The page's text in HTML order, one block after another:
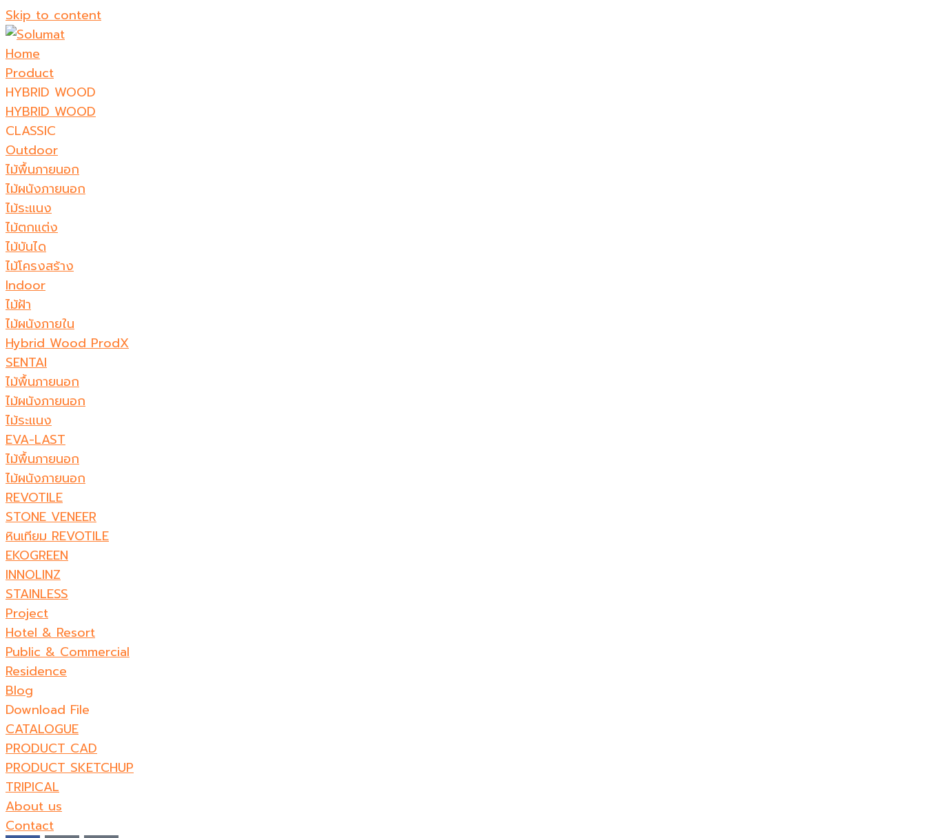
Skip to content
Home
Product
HYBRID WOOD
HYBRID WOOD
CLASSIC
Outdoor
ไม้พื้นภายนอก
ไม้ผนังภายนอก
ไม้ระแนง
ไม้ตกแต่ง
ไม้บันได
ไม้โครงสร้าง
Indoor
ไม้ฝ้า
ไม้ผนังภายใน
Hybrid Wood ProdX
SENTAI
ไม้พื้นภายนอก
ไม้ผนังภายนอก
ไม้ระแนง
EVA-LAST
ไม้พื้นภายนอก
ไม้ผนังภายนอก
REVOTILE
STONE VENEER​
หินเทียม REVOTILE​
EKOGREEN
INNOLINZ
STAINLESS
Project
Hotel & Resort
Public & Commercial
Residence
Blog
Download File
CATALOGUE
PRODUCT CAD
PRODUCT SKETCHUP
TRIPICAL
About us
Contact